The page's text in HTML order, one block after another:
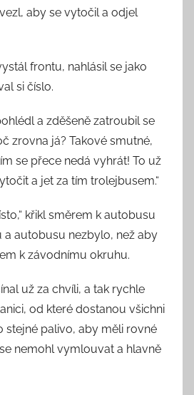
aby se vytočil a odjel
frontu, nahlásil se jako
si číslo.
a zděšeně zatroubil se
zrovna já? Takové smutné,
se přece nedá vyhrát! To už
a jet za tím trolejbusem.“
křikl směrem k autobusu
a autobusu nezbylo, než aby
k závodnímu okruhu.
už za chvíli, a tak rychle
od které dostanou všichni
stejné palivo, aby měli rovné
nemohl vymlouvat a hlavně